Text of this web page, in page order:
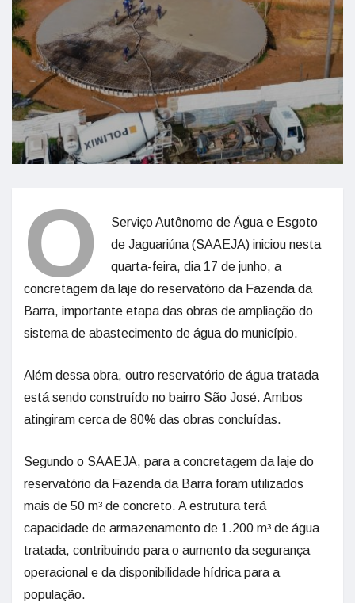
O
Serviço Autônomo de Água e Esgoto
de Jaguariúna (SAAEJA) iniciou nesta
quarta-feira, dia 17 de junho, a
concretagem da laje do reservatório da Fazenda da
Barra, importante etapa das obras de ampliação do
sistema de abastecimento de água do município.
Além dessa obra, outro reservatório de água tratada
está sendo construído no bairro São José. Ambos
atingiram cerca de 80% das obras concluídas.
Segundo o SAAEJA, para a concretagem da laje do
reservatório da Fazenda da Barra foram utilizados
mais de 50 m³ de concreto. A estrutura terá
capacidade de armazenamento de 1.200 m³ de água
tratada, contribuindo para o aumento da segurança
operacional e da disponibilidade hídrica para a
população.